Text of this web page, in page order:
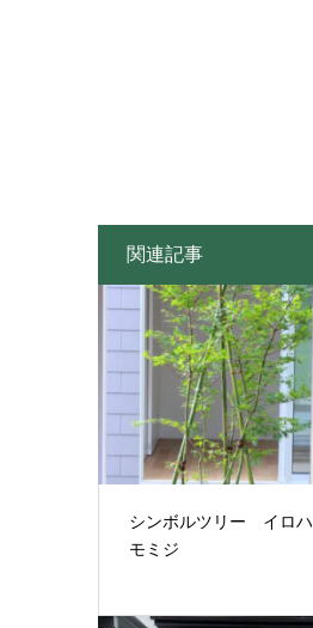
関連記事
シンボルツリー イロハ
モミジ